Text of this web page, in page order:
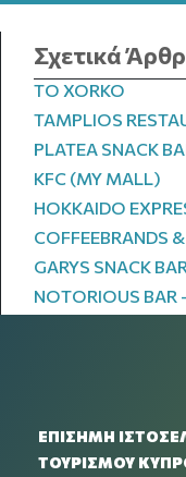
Σχετικά
TO XORKO
TAMPLIOS
PLATEA SNACK
KFC (MY MALL)
HOKKAIDO
COFFEEBRANDS
GARYS SNACK BAR
NOTORIOUS BAR
ΕΠΙΣΗΜΗ
ΤΟΥΡΙΣΜΟΥ